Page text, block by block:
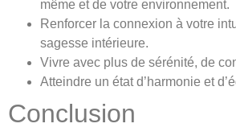
même et de votre environnement.
Renforcer la connexion à votre
sagesse intérieure.
Vivre avec plus de sérénité, de
Atteindre un état d’harmonie et
Conclusion